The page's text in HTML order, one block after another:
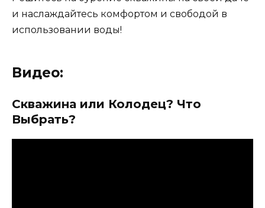
и наслаждайтесь комфортом и свободой в
использовании воды!
Видео:
Скважина или Колодец? Что
Выбрать?